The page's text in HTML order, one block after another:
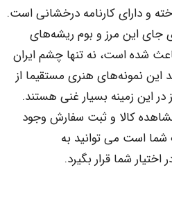
و دارای کارنامه درخشانی است.
جای این مرز و بوم ریشه‌های
شده است، نه تنها چشم ایران
این نمونه‌های هنری مستقیما از
در این زمینه بسیار غنی هستند.
کالا و ثبت سفارش وجود
شما است می توانید به
شما قرار بگیرد.